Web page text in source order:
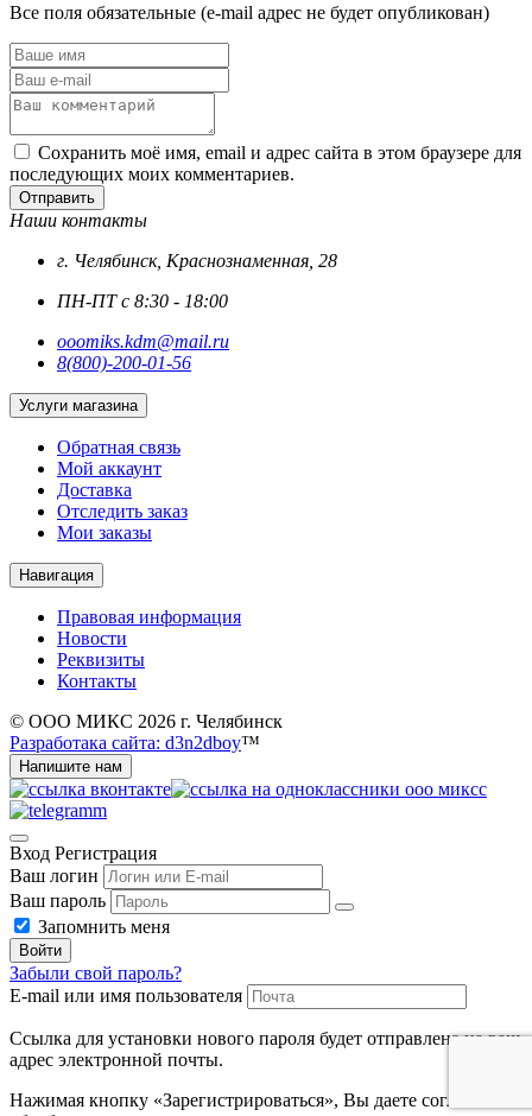
Все поля обязательные (e-mail адрес не будет опубликован)
Сохранить моё имя, email и адрес сайта в этом браузере для
последующих моих комментариев.
Отправить
Наши контакты
г. Челябинск, Краснознаменная, 28
ПН-ПТ с 8:30 - 18:00
ooomiks.kdm@mail.ru
8(800)-200-01-56
Услуги магазина
Обратная связь
Мой аккаунт
Доставка
Отследить заказ
Мои заказы
Навигация
Правовая информация
Новости
Реквизиты
Контакты
© ООО МИКС 2026 г. Челябинск
Разработака сайта: d3n2dboy™
Напишите нам
Вход Регистрация
Ваш логин
Ваш пароль
Запомнить меня
Войти
Забыли свой пароль?
E-mail или имя пользователя
Ссылка для установки нового пароля будет отправлена ​​на ваш
адрес электронной почты.
Нажимая кнопку «Зарегистрироваться», Вы даете согласие на